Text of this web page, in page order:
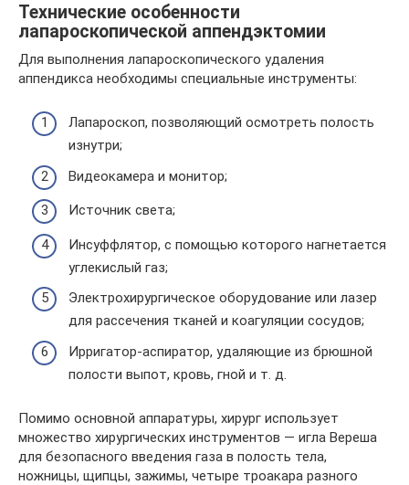
Технические особенности
лапароскопической аппендэктомии
Для выполнения лапароскопического удаления
аппендикса необходимы специальные инструменты:
Лапароскоп, позволяющий осмотреть полость
изнутри;
Видеокамера и монитор;
Источник света;
Инсуффлятор, с помощью которого нагнетается
углекислый газ;
Электрохирургическое оборудование или лазер
для рассечения тканей и коагуляции сосудов;
Ирригатор-аспиратор, удаляющие из брюшной
полости выпот, кровь, гной и т. д.
Помимо основной аппаратуры, хирург использует
множество хирургических инструментов — игла Вереша
для безопасного введения газа в полость тела,
ножницы, щипцы, зажимы, четыре троакара разного